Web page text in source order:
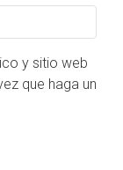
y sitio web
que haga un